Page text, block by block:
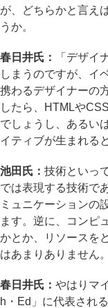
が、どちらかと言え
うか。
春日井氏：
「デザイ
しまうのですが、イ
携わるデザイナーの
したら、HTMLや
でしょうし、あるい
イティブが生まれる
池田氏： 技術といっ
では表現する技術で
ミュニケーションの
ます。逆に、コンピ
かとか、リソースを
はあまりありません。
春日井氏： やはりマ
h・Ed」に代表され